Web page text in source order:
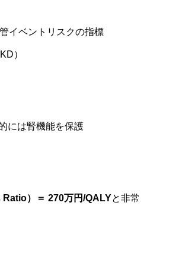
イベントリスクの指標
）
には腎機能を保護
）＝ 270万円/QALYと非常